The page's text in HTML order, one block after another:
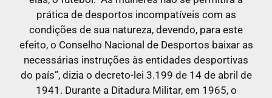
prática de desportos incompatíveis com as
condições de sua natureza, devendo, para este
efeito, o Conselho Nacional de Desportos baixar as
necessárias instruções às entidades desportivas
do país”, dizia o decreto-lei 3.199 de 14 de abril de
1941. Durante a Ditadura Militar, em 1965, o